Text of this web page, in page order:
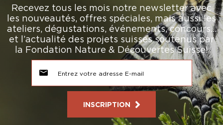
Recevez tous les mois notre newsletter avec
les nouveautés, offres spéciales, mais aussi les
ateliers, dégustations, événements, concours…
et l’actualité des projets suisses soutenus par
la Fondation Nature & Découvertes Suisse!
INSCRIPTION